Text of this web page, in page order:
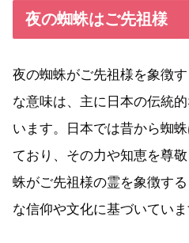
夜の蜘蛛はご先祖様
夜の蜘蛛がご先祖様を象徴
な意味は、主に日本の伝統
います。日本では昔から蜘
ており、その力や知恵を尊
蛛がご先祖様の霊を象徴す
な信仰や文化に基づいていま